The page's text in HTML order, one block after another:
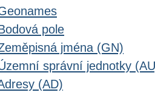
pole
jména (GN)
správní jednotky
(AD)